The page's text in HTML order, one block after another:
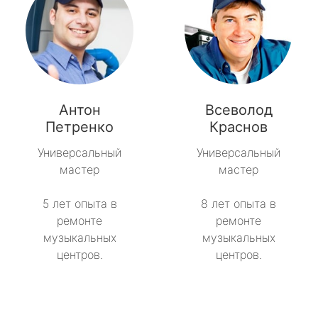
Антон
Петренко
Универсальный
мастер
5 лет опыта в
ремонте
музыкальных
центров.
Всеволод
Краснов
Универсальный
мастер
8 лет опыта в
ремонте
музыкальных
центров.